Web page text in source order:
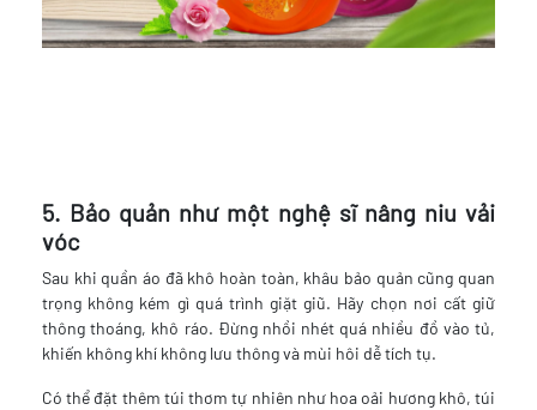
5. Bảo quản như một nghệ sĩ nâng niu vải
vóc
Sau khi quần áo đã khô hoàn toàn, khâu bảo quản cũng quan
trọng không kém gì quá trình giặt giũ. Hãy chọn nơi cất giữ
thông thoáng, khô ráo. Đừng nhồi nhét quá nhiều đồ vào tủ,
khiến không khí không lưu thông và mùi hôi dễ tích tụ.
Có thể đặt thêm túi thơm tự nhiên như hoa oải hương khô, túi